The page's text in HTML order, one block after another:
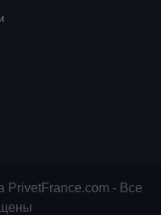
PrivetFrance.com - Все